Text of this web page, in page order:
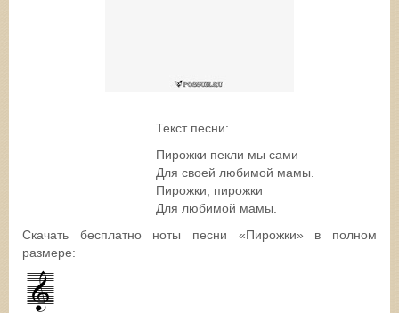
Текст песни:
Пирожки пекли мы сами
Для своей любимой мамы.
Пирожки, пирожки
Для любимой мамы.
Скачать бесплатно ноты песни «Пирожки» в полном
размере: